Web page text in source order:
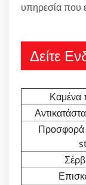
υπηρεσία που
Δείτε
Καμένα
Προσφορά